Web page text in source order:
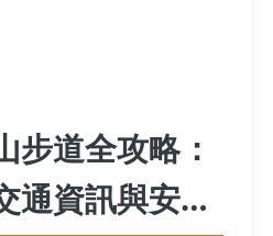
步道全攻略：
通資訊與安全